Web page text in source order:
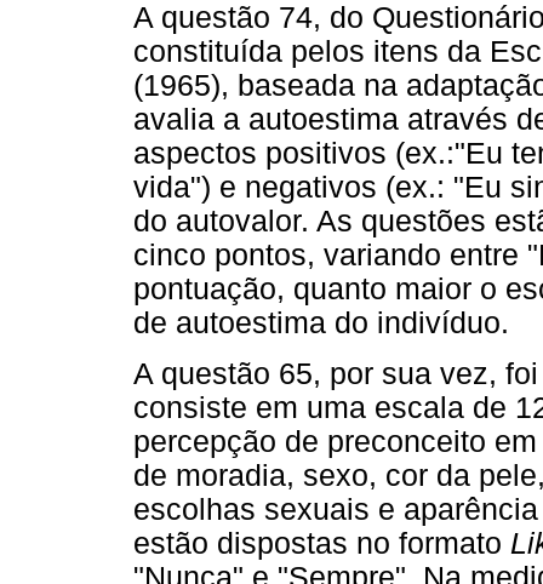
A questão 74, do
constituída pelos itens da
(1965), baseada na
avalia a autoestima através
aspectos positivos (ex.:"Eu
vida") e negativos (ex.: "Eu
do autovalor. As questões
cinco pontos, variando entre
pontuação, quanto maior o
de autoestima do indivíduo.
A questão 65, por sua vez,
consiste em uma escala de
percepção de preconceito
de moradia, sexo, cor da
escolhas sexuais e
estão dispostas no formato
"Nunca" e "Sempre". Na